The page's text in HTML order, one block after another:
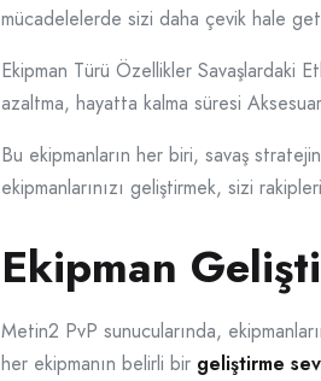
mücadelelerde sizi daha çevik hale
Ekipman Türü Özellikler Savaşlardaki
azaltma, hayatta kalma süresi
Bu ekipmanların her biri, savaş
ekipmanlarınızı geliştirmek, sizi
Ekipman
Metin2 PvP sunucularında,
her ekipmanın belirli bir geliştirme